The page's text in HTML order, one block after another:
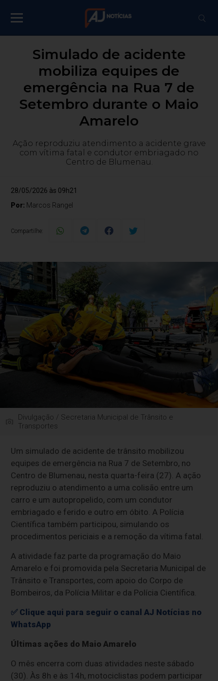
Simulado de acidente
mobiliza equipes de
emergência na Rua 7 de
Setembro durante o Maio
Amarelo
Ação reproduziu atendimento a acidente grave
com vítima fatal e condutor embriagado no
Centro de Blumenau.
28/05/2026 às 09h21
Por: Marcos Rangel
Compartilhe:
Divulgação / Secretaria Municipal de Trânsito e
Transportes
Um simulado de acidente de trânsito mobilizou
equipes de emergência na Rua 7 de Setembro, no
Centro de Blumenau, nesta quarta-feira (27). A ação
reproduziu o atendimento a uma colisão entre um
carro e um autopropelido, com um condutor
embriagado e ferido e outro em óbito. A Polícia
Científica também participou, simulando os
procedimentos periciais e a remoção da vítima fatal.
A atividade faz parte da programação do Maio
Amarelo e foi promovida pela Secretaria Municipal de
Trânsito e Transportes, com apoio do Corpo de
Bombeiros, da Polícia Militar e da Polícia Científica.
✅ Clique aqui para seguir o canal AJ Notícias no
WhatsApp
Últimas ações do Maio Amarelo
O mês encerra com duas atividades neste sábado
(30). Às 8h e às 14h, motociclistas podem participar